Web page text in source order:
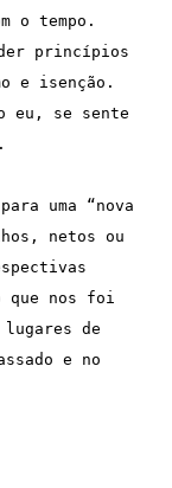
o tempo.
princípios
e isenção.
eu, se sente
uma “nova
netos ou
que nos foi
de
e no